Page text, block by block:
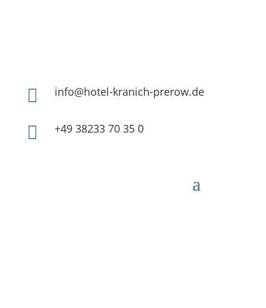
 info@hotel-kranich-prerow.de
 +49 38233 70 35 0